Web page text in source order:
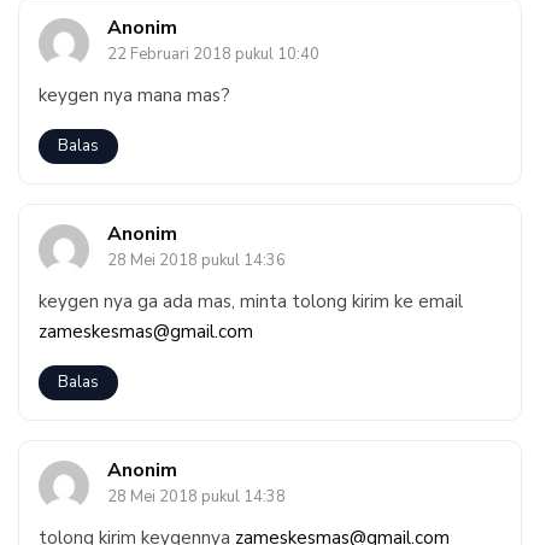
Anonim
22 Februari 2018 pukul 10:40
keygen nya mana mas?
Balas
Anonim
28 Mei 2018 pukul 14:36
keygen nya ga ada mas, minta tolong kirim ke email
zameskesmas@gmail.com
Balas
Anonim
28 Mei 2018 pukul 14:38
tolong kirim keygennya zameskesmas@gmail.com